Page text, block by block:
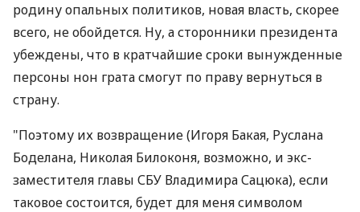
родину опальных политиков, новая власть, скорее
всего, не обойдется. Ну, а сторонники президента
убеждены, что в кратчайшие сроки вынужденные
персоны нон грата смогут по праву вернуться в
страну.
"Поэтому их возвращение (Игоря Бакая, Руслана
Боделана, Николая Билоконя, возможно, и экс-
заместителя главы СБУ Владимира Сацюка), если
таковое состоится, будет для меня символом